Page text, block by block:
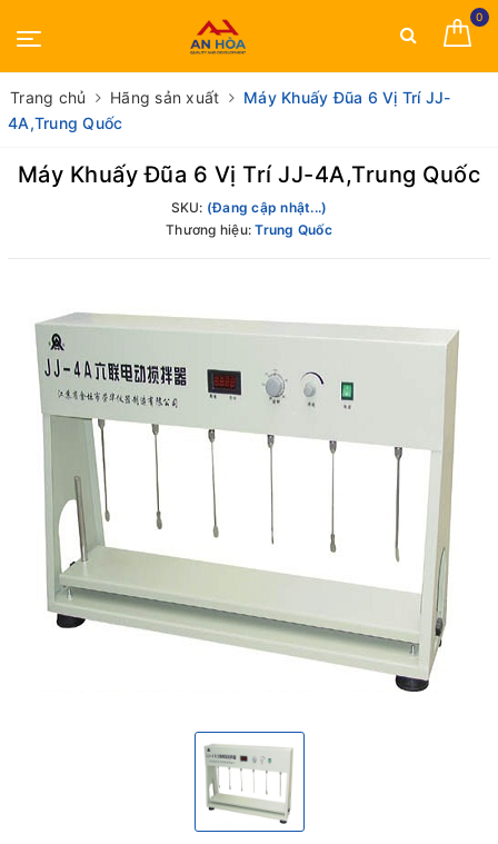
0
Trang chủ Hãng sản xuất
Máy Khuấy Đũa 6 Vị Trí JJ-
4A,Trung Quốc
Máy Khuấy Đũa 6 Vị Trí JJ-4A,Trung Quốc
SKU: (Đang cập nhật...)
Thương hiệu:Trung Quốc